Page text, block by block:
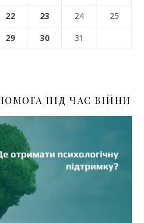
22 23 24
25
29 30 31
ПІД ЧАС ВІЙНИ